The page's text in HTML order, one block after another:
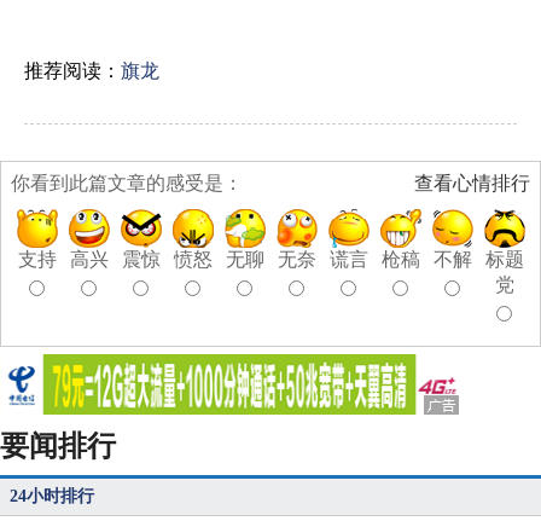
推荐阅读： 旗龙
查看心情排行
你看到此篇文章的感受是：
支持 高兴 震惊 愤怒 无聊 无奈 谎言 枪稿 不解
标题
党
要闻排行
24小时排行